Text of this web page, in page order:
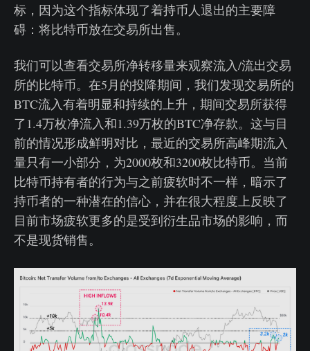
标，因为这个指标体现了着持币人退出的主要障
碍：将比特币放在交易所出售。
我们可以查看交易所净转移量来观察流入/流出交易
所的比特币。在5月的投降期间，我们发现交易所的
BTC流入有着明显和持续的上升，期间交易所获得
了1.4万枚净流入和1.39万枚的BTC净存款。这与目
前的情况形成鲜明对比，最近的交易所高峰期流入
量只有一小部分，为2000枚和3200枚比特币。当前
比特币持有者的行为与之前疲软时不一样，暗示了
持币者的一种潜在的信心，并在很大程度上反映了
目前市场疲软更多的是受到衍生品市场的影响，而
不是现货销售。